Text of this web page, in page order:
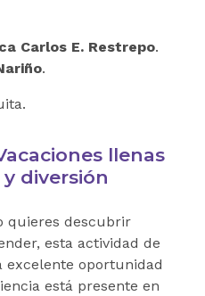
Carlos E. Restrepo.
.
llenas
diversión
quieres descubrir
esta actividad de
excelente oportunidad
está presente en